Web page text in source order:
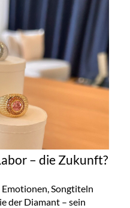
– die Zukunft?
Songtiteln
der Diamant – sein